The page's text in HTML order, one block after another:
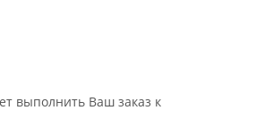
выполнить Ваш заказ к